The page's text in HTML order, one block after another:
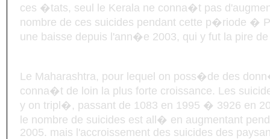
ces �tats, seul le Kerala ne conna�t pas
nombre de ces suicides pendant cette p�riode �
une baisse depuis l'ann�e 2003, qui y fut la pire
Le Maharashtra, pour lequel on poss�de des
conna�t de loin la plus forte croissance. Les
y on tripl�, passant de 1083 en 1995 � 3926 en
le nombre de suicides est all� en augmentant
2005. mais l'accroissement des suicides des